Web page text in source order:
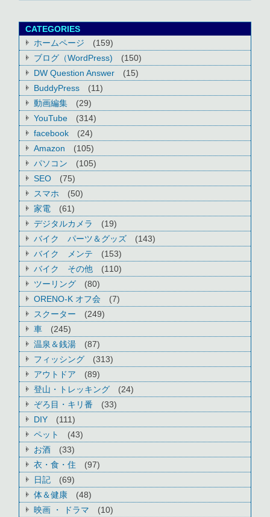
CATEGORIES
ホームページ
(159)
ブログ（WordPress)
(150)
DW Question Answer
(15)
BuddyPress
(11)
動画編集
(29)
YouTube
(314)
facebook
(24)
Amazon
(105)
パソコン
(105)
SEO
(75)
スマホ
(50)
家電
(61)
デジタルカメラ
(19)
バイク パーツ＆グッズ
(143)
バイク メンテ
(153)
バイク その他
(110)
ツーリング
(80)
ORENO-K オフ会
(7)
スクーター
(249)
車
(245)
温泉＆銭湯
(87)
フィッシング
(313)
アウトドア
(89)
登山・トレッキング
(24)
ぞろ目・キリ番
(33)
DIY
(111)
ペット
(43)
お酒
(33)
衣・食・住
(97)
日記
(69)
体＆健康
(48)
映画 ・ ドラマ
(10)